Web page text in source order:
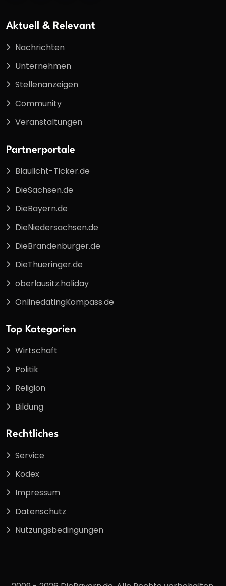
Aktuell & Relevant
Nachrichten
Unternehmen
Stellenanzeigen
Community
Veranstaltungen
Partnerportale
Blaulicht-Ticker.de
DieSachsen.de
DieBayern.de
DieNiedersachsen.de
DieBrandenburger.de
DieThueringer.de
oberlausitz.holiday
OnlinedatingKompass.de
Top Kategorien
Wirtschaft
Politik
Religion
Bildung
Rechtliches
Service
Kodex
Impressum
Datenschutz
Nutzungsbedingungen